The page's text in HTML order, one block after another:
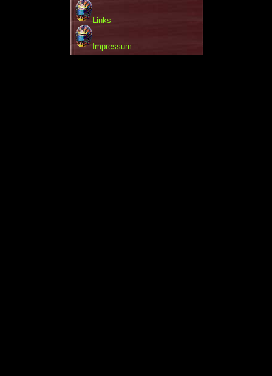
Links
Impressum